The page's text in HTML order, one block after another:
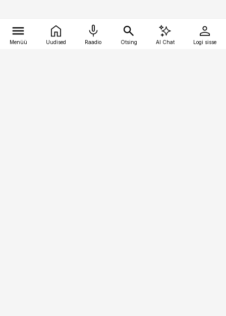
Menüü Uudised Raadio Otsing AI Chat Logi sisse